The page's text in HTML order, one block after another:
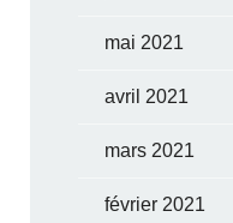
mai 2021
avril 2021
mars 2021
février 2021